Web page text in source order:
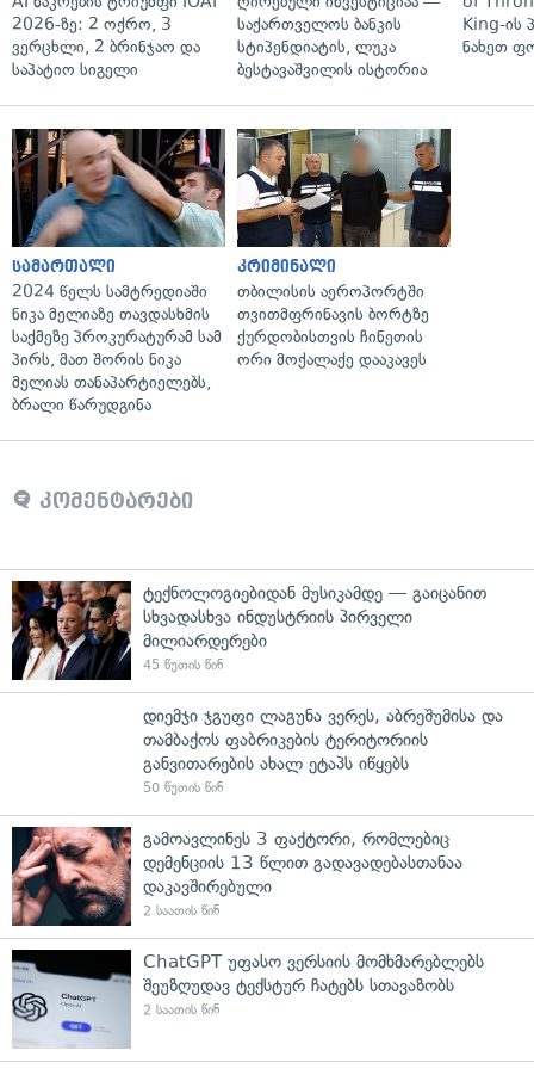
2026-ზე: 2 ოქრო, 3
ვერცხლი, 2 ბრინჯაო და
საპატიო სიგელი
საქართველოს ბანკის
სტიპენდიატის, ლუკა
ბესტავაშვილის ისტორია
King-ის
ნახეთ
სამართალი
2024 წელს სამტრედიაში
ნიკა მელიაზე თავდასხმის
საქმეზე პროკურატურამ სამ
პირს, მათ შორის ნიკა
მელიას თანაპარტიელებს,
ბრალი წარუდგინა
კრიმინალი
თბილისის აეროპორტში
თვითმფრინავის ბორტზე
ქურდობისთვის ჩინეთის
ორი მოქალაქე დააკავეს
კომენტარები
ტექნოლოგიებიდან მუსიკამდე — გაიცანით
სხვადასხვა ინდუსტრიის პირველი
მილიარდერები
45 წუთის წინ
დიემჯი ჯგუფი ლაგუნა ვერეს, აბრეშუმისა და
თამბაქოს ფაბრიკების ტერიტორიის
განვითარების ახალ ეტაპს იწყებს
50 წუთის წინ
გამოავლინეს 3 ფაქტორი, რომლებიც
დემენციის 13 წლით გადავადებასთანაა
დაკავშირებული
2 საათის წინ
ChatGPT უფასო ვერსიის მომხმარებლებს
შეუზღუდავ ტექსტურ ჩატებს სთავაზობს
2 საათის წინ